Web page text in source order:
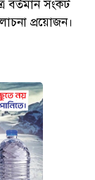
বর্তমান সংকট
প্রয়োজন।